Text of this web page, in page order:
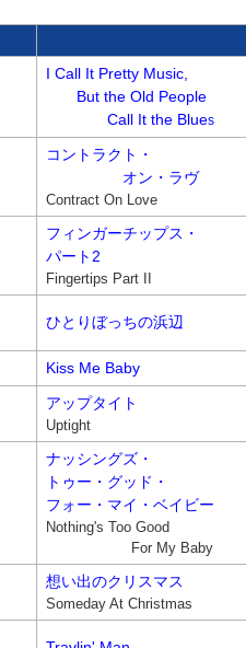
I Call It Pretty Music,
But the Old People
Call It the Blues
コントラクト・
オン・ラヴ
Contract On Love
フィンガーチップス・
パート2
Fingertips Part II
ひとりぼっちの浜辺
Kiss Me Baby
アップタイト
Uptight
ナッシングズ・
トゥー・グッド・
フォー・ マイ・ベイビー
Nothing's Too Good
For My Baby
想い出のクリスマス
Someday At Christmas